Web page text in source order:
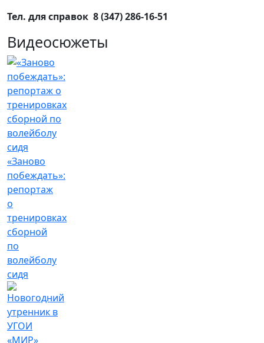
Тел. для справок 8 (347) 286-16-51
Видеосюжеты
«Заново
побеждать»:
репортаж
о
тренировках
сборной
по
волейболу
сидя